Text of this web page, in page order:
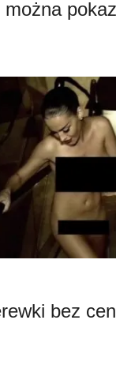
można
bez